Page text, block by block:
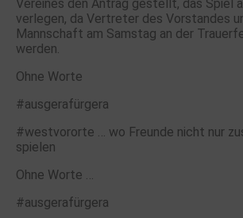
Vereines den Antrag gestellt, das Spiel
verlegen, da Vertreter des Vorstandes
Mannschaft am Samstag an der
werden.
Ohne Worte
#ausgerafürgera
#westvororte … wo Freunde nicht nur
spielen
Ohne Worte …
#ausgerafürgera